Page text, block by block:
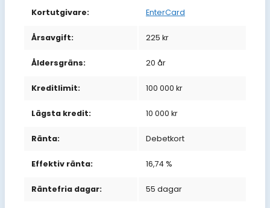
Kortutgivare: EnterCard
Årsavgift: 225 kr
Åldersgräns: 20 år
Kreditlimit: 100 000 kr
Lägsta kredit: 10 000 kr
Ränta: Debetkort
Effektiv ränta: 16,74 %
Räntefria dagar: 55 dagar